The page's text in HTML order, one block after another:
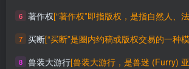
6 著作权[“著作权”即指版权，是指自然人、法人或者其他
7 买断[“买断”是圈内约稿或版权交易的一种模糊的授权
8 兽装大游行[兽装大游行，是兽迷 (Furry) 亚文化中